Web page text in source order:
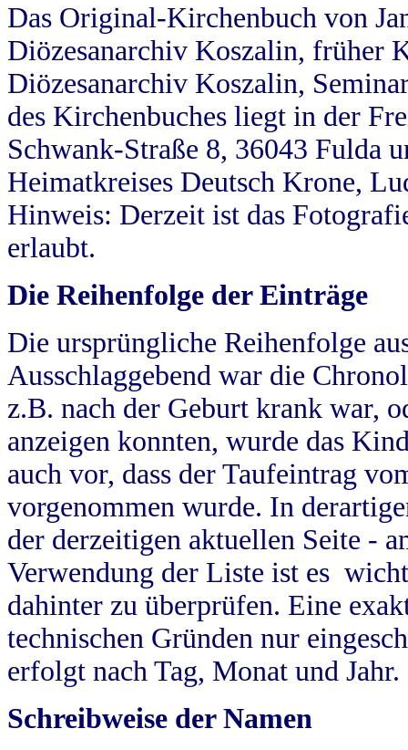
Das Original-Kirchenbuch von
Diözesanarchiv Koszalin, früher
Diözesanarchiv Koszalin,
des Kirchenbuches liegt in der
Schwank-Straße 8, 36043 Fulda
Heimatkreises Deutsch Krone,
Hinweis: Derzeit ist das
erlaubt.
Die Reihenfolge der Einträge
Die ursprüngliche Reihenfolge
Ausschlaggebend war die
z.B. nach der Geburt krank war,
anzeigen konnten, wurde das
auch vor, dass der Taufeintrag
vorgenommen wurde. In
der derzeitigen aktuellen Seite -
Verwendung der Liste ist es
dahinter zu überprüfen. Eine
technischen Gründen nur
erfolgt nach Tag, Monat und Jahr.
Schreibweise der Namen